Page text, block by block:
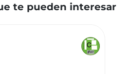
te pueden interesar